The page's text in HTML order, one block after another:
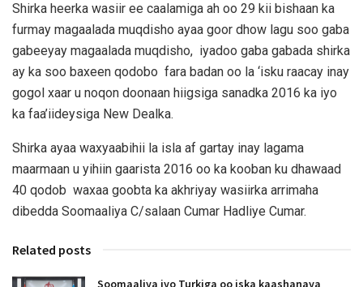
Shirka heerka wasiir ee caalamiga ah oo 29 kii bishaan ka
furmay magaalada muqdisho ayaa goor dhow lagu soo gaba
gabeeyay magaalada muqdisho, iyadoo gaba gabada shirka
ay ka soo baxeen qodobo fara badan oo la ‘isku raacay inay
gogol xaar u noqon doonaan hiigsiga sanadka 2016 ka iyo
ka faa’iideysiga New Dealka.
Shirka ayaa waxyaabihii la isla af gartay inay lagama
maarmaan u yihiin gaarista 2016 oo ka kooban ku dhawaad
40 qodob waxaa goobta ka akhriyay wasiirka arrimaha
dibedda Soomaaliya C/salaan Cumar Hadliye Cumar.
Related posts
Soomaaliya iyo Turkiga oo iska kaashanaya